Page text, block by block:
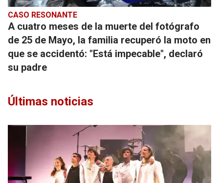
CASO RESONANTE
A cuatro meses de la muerte del fotógrafo
de 25 de Mayo, la familia recuperó la moto en
que se accidentó: "Está impecable", declaró
su padre
Últimas noticias